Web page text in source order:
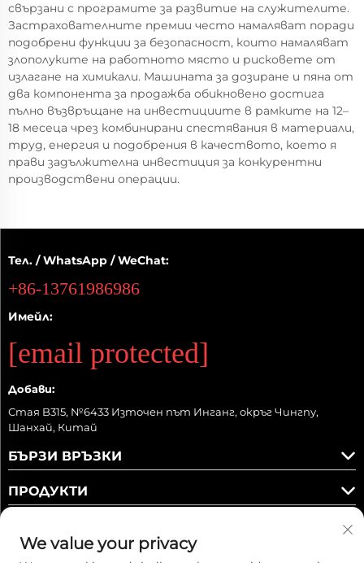
свързани с програмите за развитие на служителите.
Застрахователните премии често намаляват поради
подобрени функции за безопасност, които намаляват
злополуките на работното място и рисковете от
излагане на химикали. Машината за дозиране и пяна от
два компонента за продажба обикновено достига
пълно възвръщане на инвестициите в рамките на 12–
18 месеца чрез комбинирани спестявания в материали,
труд, енергия и подобрения в качеството, което я
прави задължителна инвестиция за конкурентни
производствени операции.
Тел. / WhatsApp / WeChat:
+86-13761986986
Имейл:
[email protected]
Добави:
Стая B315, №6433 Източен път Инганг, окръг Чингпу,
Шанхай, Китай
БЪРЗИ ВРЪЗКИ
ПРОДУКТИ
We value your privacy